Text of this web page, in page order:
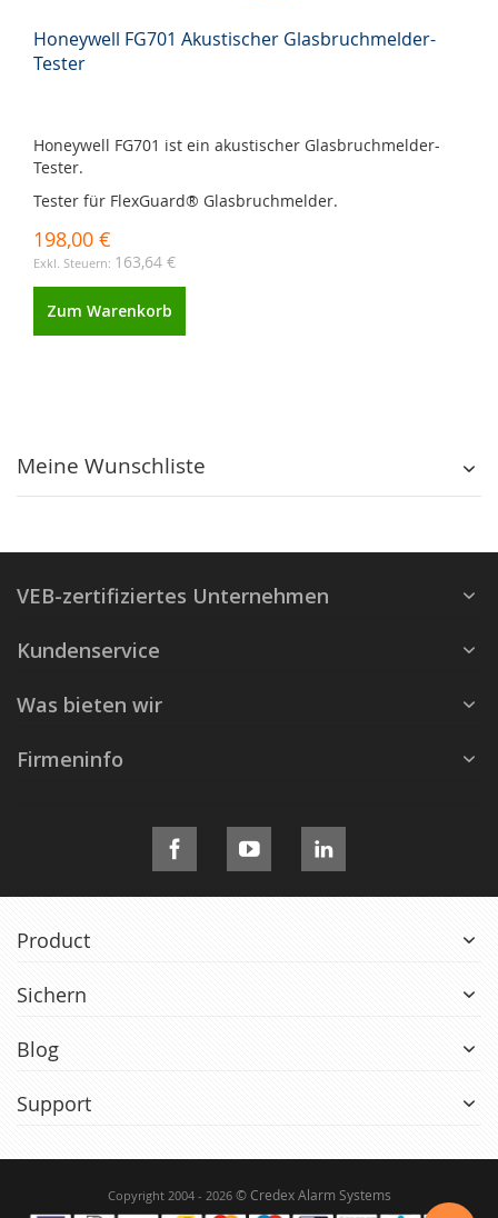
Honeywell FG701 Akustischer Glasbruchmelder-
Tester
Honeywell FG701 ist ein akustischer Glasbruchmelder-
Tester.
Tester für FlexGuard® Glasbruchmelder.
198,00 €
163,64 €
Zum Warenkorb
Meine Wunschliste
VEB-zertifiziertes Unternehmen
Kundenservice
Was bieten wir
Firmeninfo
Product
Sichern
Blog
Support
Copyright 2004 - 2026 © Credex Alarm Systems